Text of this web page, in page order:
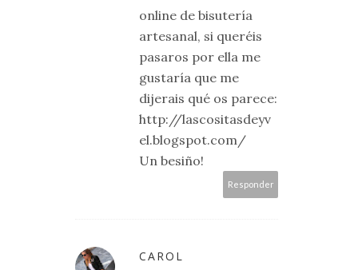
online de bisutería
artesanal, si queréis
pasaros por ella me
gustaría que me
dijerais qué os parece:
http://lascositasdeyv
el.blogspot.com/
Un besiño!
Responder
CAROL